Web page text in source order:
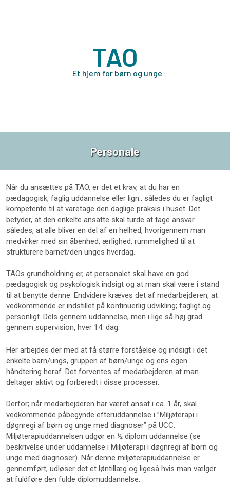
TAO
Et hjem for børn og unge
Personale
​Når du ansættes på TAO, er det et krav, at du har en
pædagogisk, faglig uddannelse eller lign., således du er fagligt
kompetente til at varetage den daglige praksis i huset. Det
betyder, at den enkelte ansatte skal turde at tage ansvar
således, at alle bliver en del af en helhed, hvorigennem man
medvirker med sin åbenhed, ærlighed, rummelighed til at
strukturere barnet/den unges hverdag.
TAOs grundholdning er, at personalet skal have en god
pædagogisk og psykologisk indsigt og at man skal være i stand
til at benytte denne. Endvidere kræves det af medarbejderen, at
vedkommende er indstillet på kontinuerlig udvikling; fagligt og
personligt. Dels gennem uddannelse, men i lige så høj grad
gennem supervision, hver 14. dag.
Her arbejdes der med at få større forståelse og indsigt i det
enkelte barn/ungs, gruppen af børn/unge og ens egen
håndtering heraf. Det forventes af medarbejderen at man
deltager aktivt og forberedt i disse processer.
​Derfor; når medarbejderen har været ansat i ca. 1 år, skal
vedkommende påbegynde efteruddannelse i ”Miljøterapi i
døgnregi af børn og unge med diagnoser” på UCC.
Miljøterapiuddannelsen udgør en ½ diplom uddannelse (se
beskrivelse under uddannelse i Miljøterapi i døgnregi af børn og
unge med diagnoser). Når denne miljøterapiuddannelse er
gennemført, udløser det et løntillæg og ligeså hvis man vælger
at fuldføre den fulde diplomuddannelse.